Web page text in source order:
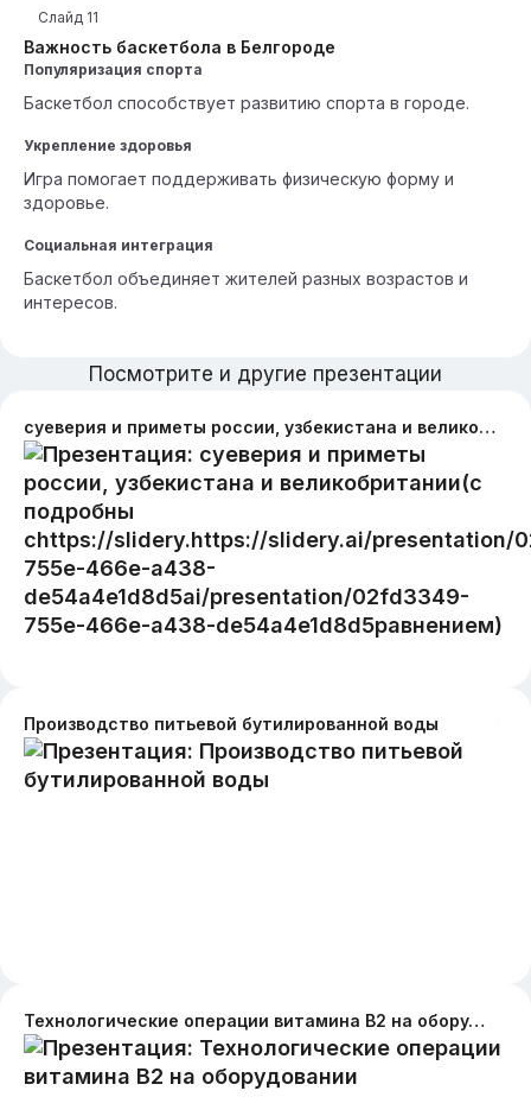
Важность баскетбола в Белгороде
Слайд 11
Популяризация спорта
Баскетбол способствует развитию спорта в городе.
Укрепление здоровья
Игра помогает поддерживать физическую форму и
здоровье.
Социальная интеграция
Баскетбол объединяет жителей разных возрастов и
интересов.
Посмотрите и другие презентации
суеверия и приметы россии, узбекистана и великобритании(с подробны сhttps://slidery.https://slidery.ai/presentation/02fd3349-755e-466e-a438-de54a4e1d8d5ai/presentation/02fd3349-755e-466e-a438-de54a4e1d8d5равнением)
Производство питьевой бутилированной воды
Технологические операции витамина B2 на оборудовании биотехнологического производства